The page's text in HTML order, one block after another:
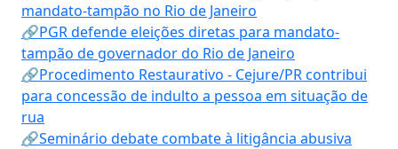
mandato-tampão no Rio de Janeiro
🔗PGR defende eleições diretas para mandato-
tampão de governador do Rio de Janeiro
🔗Procedimento Restaurativo - Cejure/PR contribui
para concessão de indulto a pessoa em situação de
rua
🔗Seminário debate combate à litigância abusiva